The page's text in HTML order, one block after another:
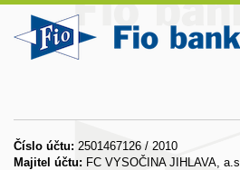
Číslo účtu: 2501467126 / 2010
Majitel účtu: FC VYSOČINA JIHLAVA, a.s.